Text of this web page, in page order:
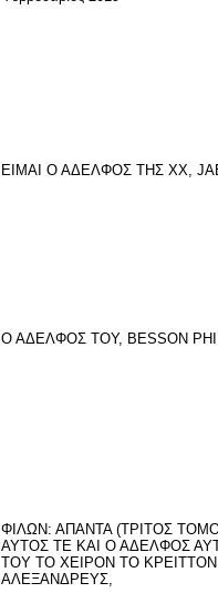
ΕΙΜΑΙ Ο ΑΔΕΛΦΟΣ ΤΗΣ ΧΧ,
Ο ΑΔΕΛΦΟΣ ΤΟΥ, BESSON
ΦΙΛΩΝ: ΑΠΑΝΤΑ (ΤΡΙΤΟΣ
ΑΥΤΟΣ ΤΕ ΚΑΙ Ο ΑΔΕΛΦΟΣ
ΤΟΥ ΤΟ ΧΕΙΡΟΝ ΤΟ
ΑΛΕΞΑΝΔΡΕΥΣ,